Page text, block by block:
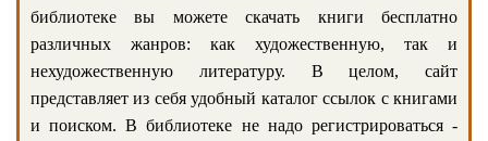
библиотеке вы можете скачать книги бесплатно
различных жанров: как художественную, так и
нехудожественную литературу. В целом, сайт
представляет из себя удобный каталог ссылок с книгами
и поиском. В библиотеке не надо регистрироваться -